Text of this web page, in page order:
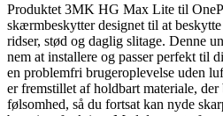
Produktet 3MK HG Max Lite til
skærmbeskytter designet til at
ridser, stød og daglig slitage. Denne
nem at installere og passer perfekt til
en problemfri brugeroplevelse uden
er fremstillet af holdbart materiale,
følsomhed, så du fortsat kan nyde